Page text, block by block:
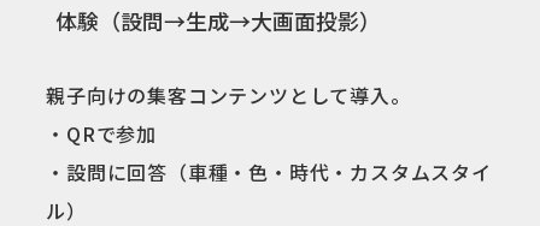
体験（設問→生成→大画面投影）
親子向けの集客コンテンツとして導入。
・QRで参加
・設問に回答（車種・色・時代・カスタムスタイ
ル）